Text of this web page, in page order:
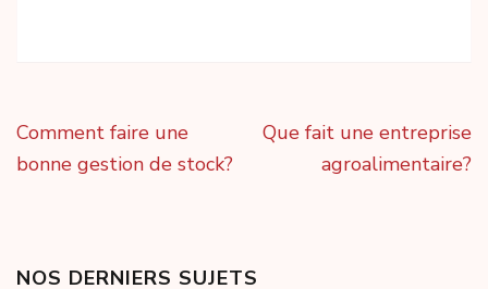
Navigation
de
Comment faire une
bonne gestion de stock?
Que fait une entreprise
agroalimentaire?
NOS DERNIERS SUJETS